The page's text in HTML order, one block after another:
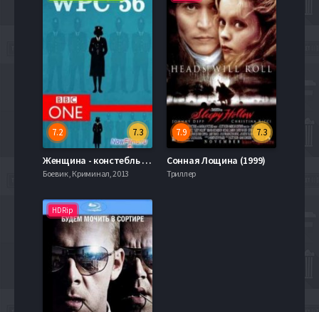
7.3
7.2
Женщина - констебль 56 (2013-2015)
Боевик , Криминал, 2013
7.3
7.9
Сонная Лощина (1999)
Триллер
HDRip